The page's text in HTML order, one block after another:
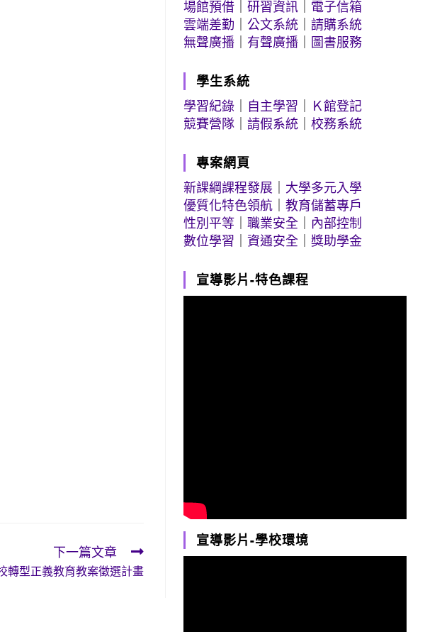
下一篇文章
轉型正義教育教案徵選計畫
場館預借 ｜研習資訊
電子信箱
雲端差勤 ｜公文系統 ｜請購系統
無聲廣播
有聲廣播 圖書服務
學生系統
學習紀錄
自主學習
Ｋ館登記
競賽營隊 ｜請假系統 ｜校務系統
專案網頁
新課綱課程發展
大學多元入學
優質化特色領航 ｜教育儲蓄專戶
性別平等 ｜職業安全
內部控制
數位學習 ｜資通安全 ｜獎助學金
宣導影片-特色課程
宣導影片-學校環境